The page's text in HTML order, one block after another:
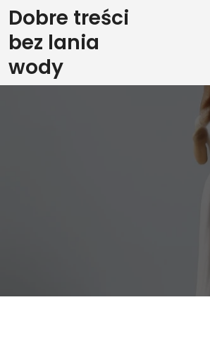
Skip
to
content
Dobre treści
bez lania
wody